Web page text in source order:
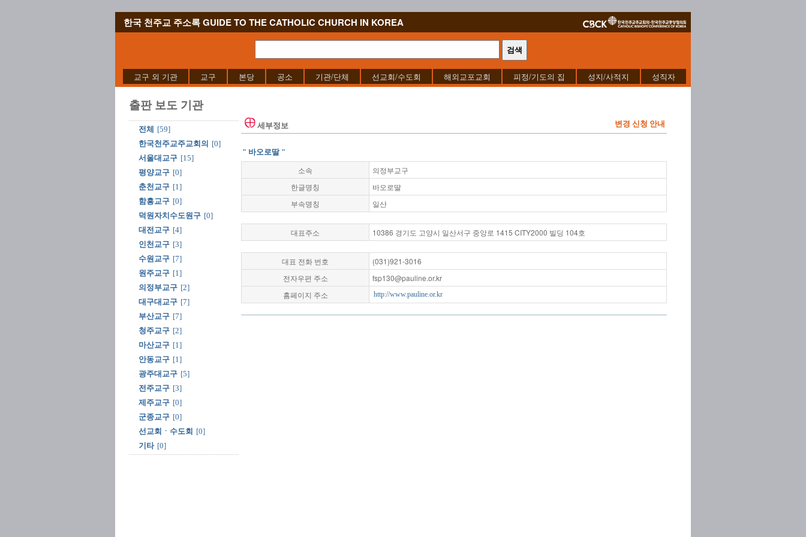
한국 천주교 주소록 GUIDE TO THE CATHOLIC CHURCH IN KOREA
교구 외 기관 교구 본당 공소 기관/단체 선교회/수도회 해외교포교회 피정/기도의 집 성지/사적지 성직자
출판 보도 기관
전체
[59]
한국천주교주교회의 [0]
서울대교구 [15]
평양교구 [0]
춘천교구 [1]
함흥교구 [0]
덕원자치수도원구 [0]
대전교구 [4]
인천교구 [3]
수원교구 [7]
원주교구 [1]
의정부교구 [2]
대구대교구 [7]
부산교구 [7]
청주교구 [2]
마산교구 [1]
안동교구 [1]
광주대교구 [5]
전주교구 [3]
제주교구 [0]
군종교구 [0]
선교회ㆍ수도회 [0]
기타 [0]
세부정보 변경 신청 안내
" 바오로딸 "
소속
의정부교구
한글명칭
바오로딸
부속명칭
일산
대표주소 10386 경기도 고양시 일산서구 중앙로 1415 CITY2000 빌딩 104호
대표 전화 번호
(031)921-3016
전자우편 주소
fsp130@pauline.or.kr
홈페이지 주소
http://www.pauline.or.kr